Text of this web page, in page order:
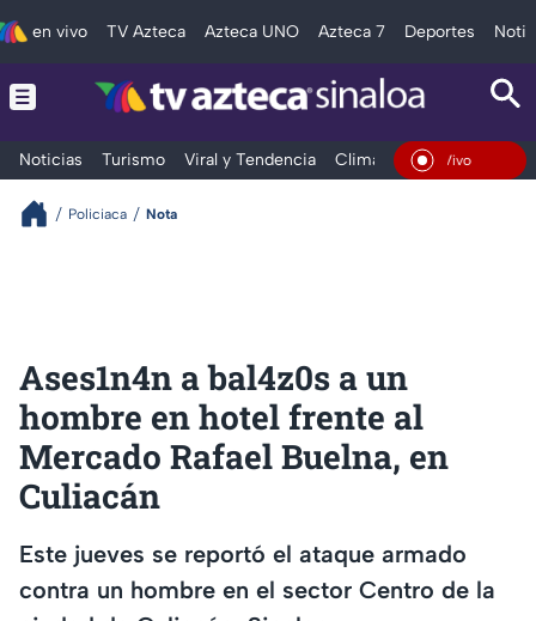
en vivo TV Azteca Azteca UNO Azteca 7 Deportes
Noticias Turismo Viral y Tendencia Clima Deportes
En Vivo
Policiaca Nota
Ases1n4n a bal4z0s a un
hombre en hotel frente al
Mercado Rafael Buelna, en
Culiacán
Este jueves se reportó el ataque armado
contra un hombre en el sector Centro de la